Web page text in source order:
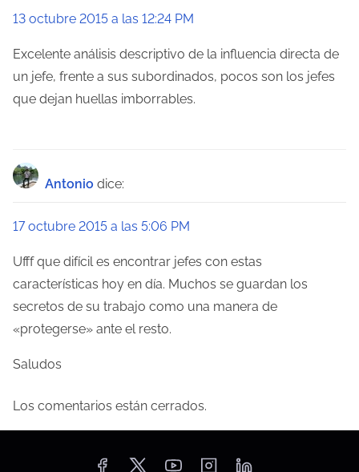
i
ó
d
e
e
n
t
r
a
a
13 octubre 2015 a las 12:24 PM
Excelente análisis descriptivo de la influencia directa de
un jefe, frente a sus subordinados, pocos son los jefes
que dejan huellas imborrables.
Antonio dice:
17 octubre 2015 a las 5:06 PM
Ufff que difícil es encontrar jefes con estas
características hoy en día. Muchos se guardan los
secretos de su trabajo como una manera de
«protegerse» ante el resto.
Saludos
Los comentarios están cerrados.